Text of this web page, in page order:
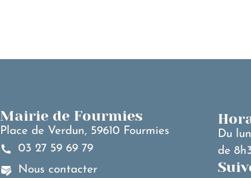
Mairie de Fourmies
Place de Verdun, 59610 Fourmies
03 27 59 69 79
Nous contacter
Du
de